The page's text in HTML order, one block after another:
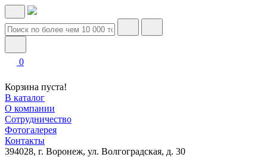
0
Корзина пуста!
В каталог
О компании
Сотрудничество
Фотогалерея
Контакты
394028, г. Воронеж, ул. Волгоградская, д. 30